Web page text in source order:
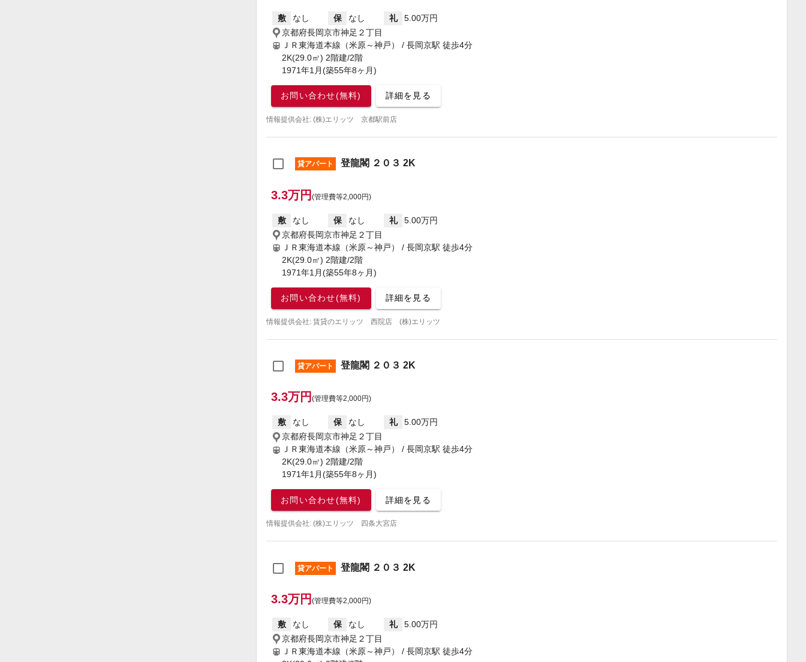
敷 なし 保 なし 礼
5.00万円
京都府長岡京市神足２丁目
ＪＲ東海道本線（米原～神戸） / 長岡京駅 徒歩4分
2K(29.0㎡) 2階建/2階
1971年1月(築55年8ヶ月)
お問い合わせ(無料) 詳細を見る
情報提供会社: (株)エリッツ 京都駅前店
貸アパート 登龍閣 ２０３ 2K
3.3万円 (管理費等2,000円)
敷 なし 保 なし 礼
5.00万円
京都府長岡京市神足２丁目
ＪＲ東海道本線（米原～神戸） / 長岡京駅 徒歩4分
2K(29.0㎡) 2階建/2階
1971年1月(築55年8ヶ月)
お問い合わせ(無料) 詳細を見る
情報提供会社: 賃貸のエリッツ 西院店 (株)エリッツ
貸アパート 登龍閣 ２０３ 2K
3.3万円 (管理費等2,000円)
敷 なし 保 なし 礼
5.00万円
京都府長岡京市神足２丁目
ＪＲ東海道本線（米原～神戸） / 長岡京駅 徒歩4分
2K(29.0㎡) 2階建/2階
1971年1月(築55年8ヶ月)
お問い合わせ(無料) 詳細を見る
情報提供会社: (株)エリッツ 四条大宮店
貸アパート 登龍閣 ２０３ 2K
3.3万円 (管理費等2,000円)
敷 なし 保 なし 礼
5.00万円
京都府長岡京市神足２丁目
ＪＲ東海道本線（米原～神戸） / 長岡京駅 徒歩4分